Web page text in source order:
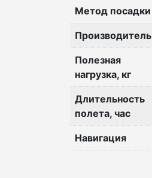
Метод посадки
Производитель
Полезная
нагрузка, кг
Длительность
полета, час
Навигация